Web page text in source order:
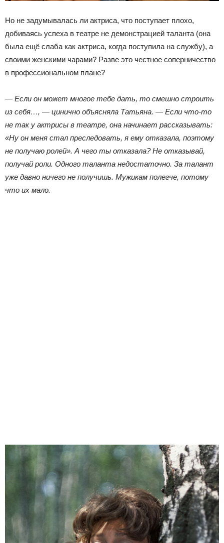
Но не задумывалась ли актриса, что поступает плохо,
добиваясь успеха в театре не демонстрацией таланта (она
была ещё слаба как актриса, когда поступила на службу), а
своими женскими чарами? Разве это честное соперничество
в профессиональном плане?
— Если он может многое тебе дать, то смешно строить
из себя…, — цинично объясняла Татьяна. — Если что-то
не так у актрисы в театре, она начинает рассказывать:
«Ну он меня стал преследовать, я ему отказала, поэтому
не получаю ролей». А чего ты отказала? Не отказывай,
получай роли. Одного таланта недостаточно. За талант
уже давно ничего не получишь. Мужикам полегче, потому
что их мало.